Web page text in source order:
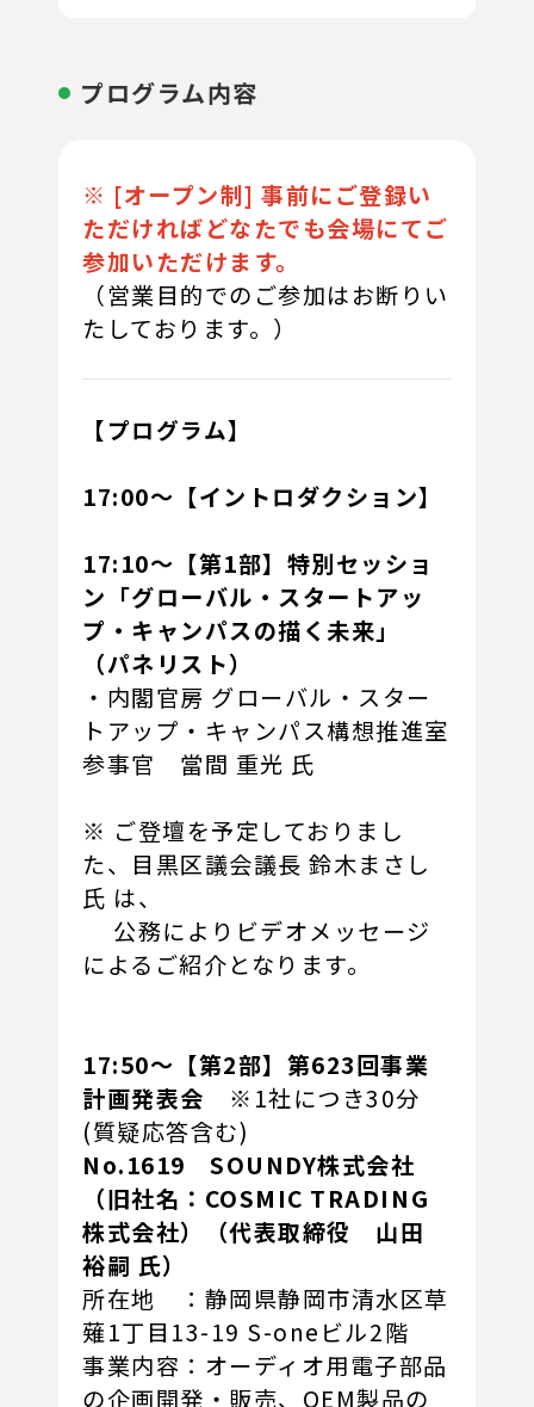
プログラム内容
※ [オープン制] 事前にご登録い
ただければどなたでも会場にてご
参加いただけます。
（営業目的でのご参加はお断りい
たしております。）
【プログラム】
17:00～【イントロダクション】
17:10～【第1部】特別セッショ
ン「グローバル・スタートアッ
プ・キャンパスの描く未来」
（パネリスト）
・内閣官房 グローバル・スター
トアップ・キャンパス構想推進室
参事官 當間 重光 氏
※ ご登壇を予定しておりまし
た、目黒区議会議長 鈴木まさし
氏 は、
公務によりビデオメッセージ
によるご紹介となります。
17:50～【第2部】第623回事業
計画発表会 ※1社につき30分
(質疑応答含む)
No.1619 SOUNDY株式会社
（旧社名：COSMIC TRADING
株式会社）（代表取締役 山田
裕嗣 氏）
所在地 ：静岡県静岡市清水区草
薙1丁目13-19 S-oneビル2階
事業内容：オーディオ用電子部品
の企画開発・販売、OEM製品の